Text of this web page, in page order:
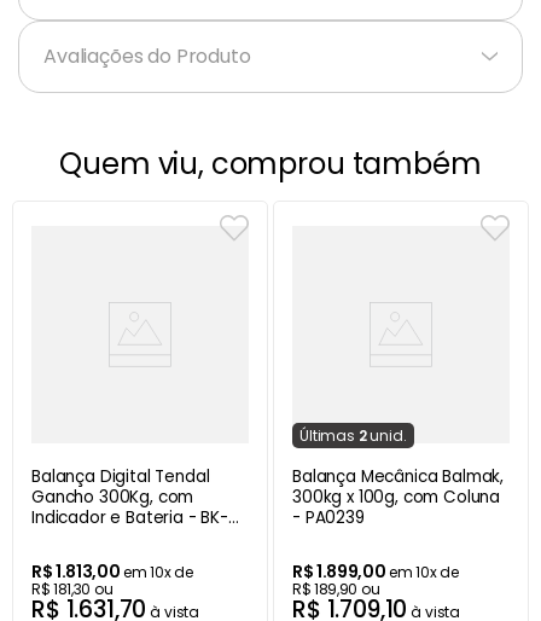
Avaliações do Produto
Quem viu, comprou também
Balança Digital Tendal
Gancho 300Kg, com
Indicador e Bateria - BK-
R$1.813,00em10x de
R$181,30 ou
R$ 1.631,70 à vista
Últimas 2unid.
Balança Mecânica Balmak,
300kg x 100g, com Coluna
- PA0239
R$1.899,00em10x de
R$189,90 ou
R$ 1.709,10 à vista